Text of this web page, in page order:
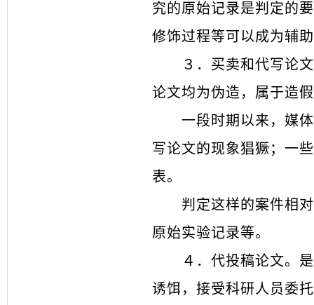
究的原始记录是判定的
修饰过程等可以成为辅
３． 买卖和代写论
论文均为伪造，属于造
一段时期以来，媒
写论文的现象猖獗；一
表。
判定这样的案件相
原始实验记录等。
４． 代投稿论文。
诱饵，接受科研人员委